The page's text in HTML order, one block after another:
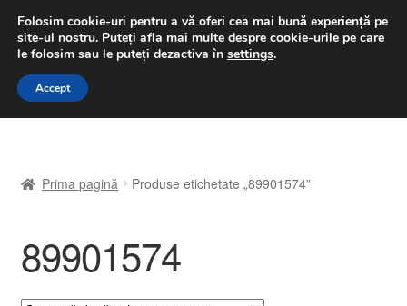
LIVRARE de la 33 lei
luni-vineri 9 a.m. - 4 p.m.031 229 6816
Sari
Sari
A lua legatura
Contul meu
Coș
Prima pagină Produse etichetate „89901574”
89901574
Folosim cookie-uri pentru a vă oferi cea mai bună experiență pe
site-ul nostru. Puteți afla mai multe despre cookie-urile pe care
le folosim sau le puteți dezactiva în settings.
Accept